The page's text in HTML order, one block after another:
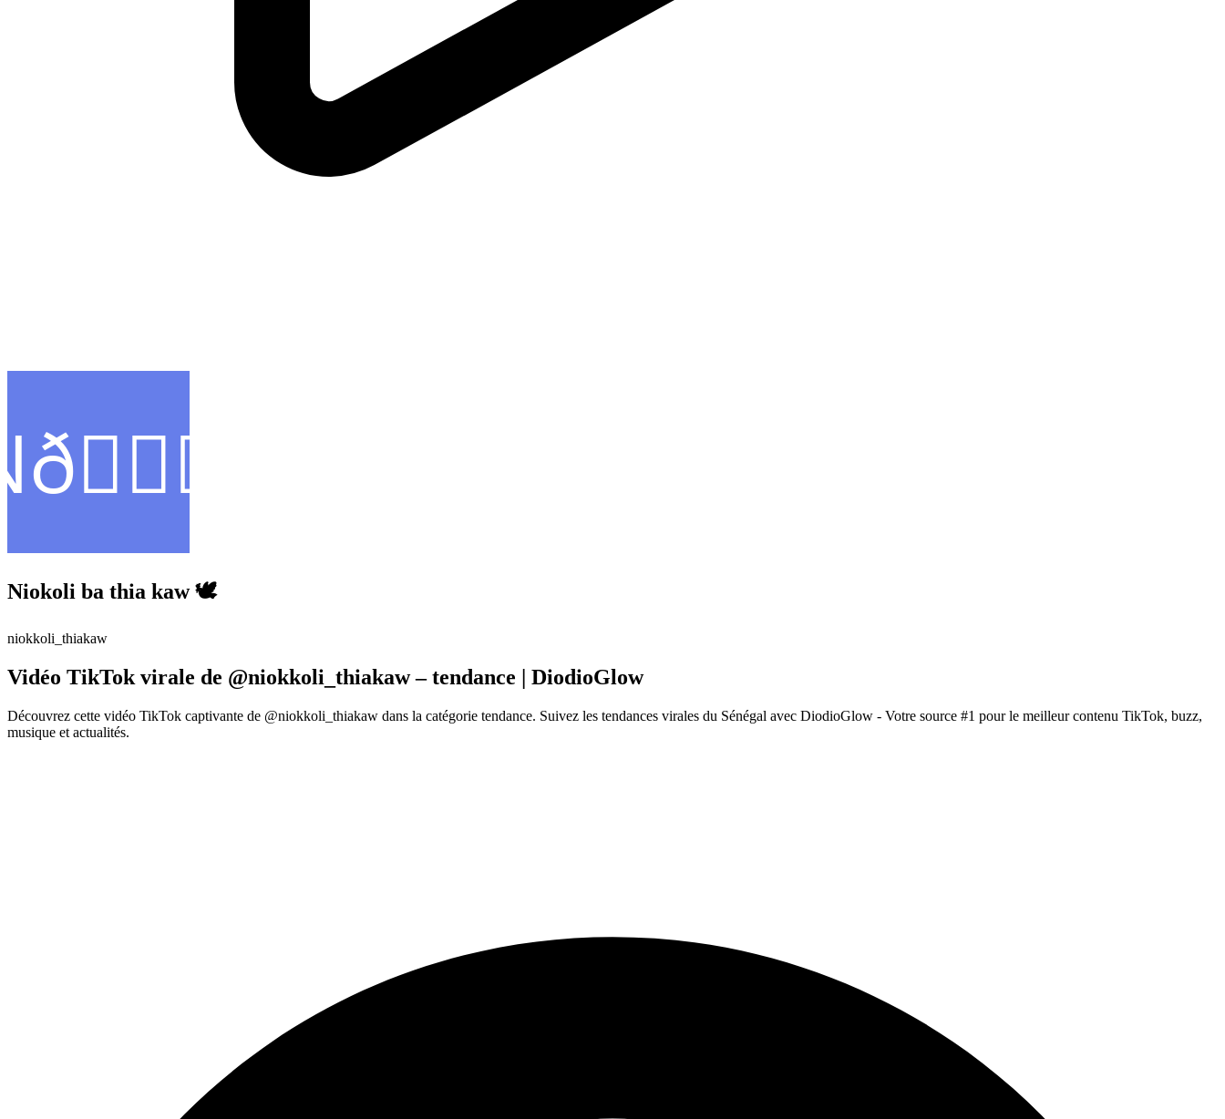
Niokoli ba thia kaw 🕊️
niokkoli_thiakaw
Vidéo TikTok virale de @niokkoli_thiakaw – tendance | DiodioGlow
Découvrez cette vidéo TikTok captivante de @niokkoli_thiakaw dans la catégorie tendance. Suivez les tendances virales du Sénégal avec DiodioGlow - Votre source #1 pour le meilleur contenu TikTok, buzz,
musique et actualités.